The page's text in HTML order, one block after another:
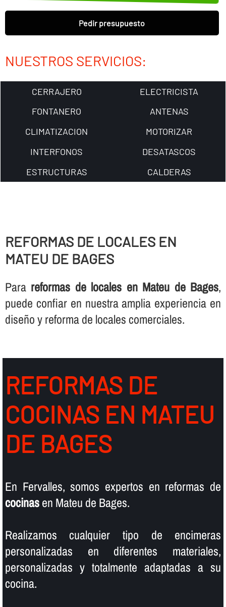
Pedir presupuesto
NUESTROS SERVICIOS:
CERRAJERO
ELECTRICISTA
FONTANERO
ANTENAS
CLIMATIZACION
MOTORIZAR
INTERFONOS
DESATASCOS
ESTRUCTURAS
CALDERAS
REFORMAS DE LOCALES EN
MATEU DE BAGES
Para reformas de locales en Mateu de Bages,
puede confiar en nuestra amplia experiencia en
diseño y reforma de locales comerciales.
REFORMAS DE
COCINAS EN MATEU
DE BAGES
En Fervalles, somos expertos en reformas de
cocinasen Mateu de Bages.
Realizamos cualquier tipo de encimeras
personalizadas en diferentes materiales,
personalizadas y totalmente adaptadas a su
cocina.